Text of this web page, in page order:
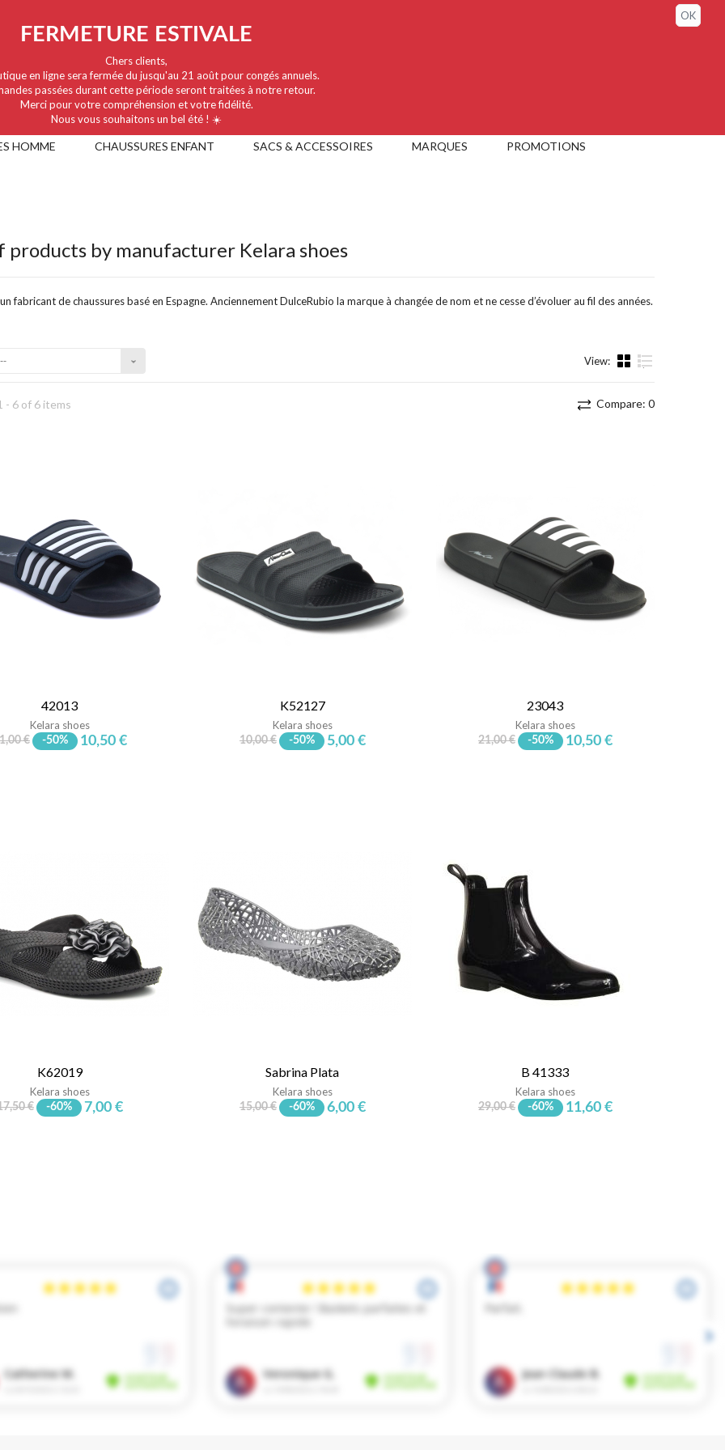
HOMME CHAUSSURES ENFANT SACS & ACCESSOIRES MARQUES PROMOTIONS
FERMETURE ESTIVALE
Chers clients,
en ligne sera fermée du jusqu'au 21 août pour congés annuels.
passées durant cette période seront traitées à notre retour.
Merci pour votre compréhension et votre fidélité.
Nous vous souhaitons un bel été ! ☀️
OK
products by manufacturer Kelara shoes
fabricant de chaussures basé en Espagne. Anciennement DulceRubio la marque à changée de nom et ne cesse d’évoluer au fil des années.
View:
List
--
Compare: 0
- 6 of 6 items
42013
Kelara shoes
€ -50% 10,50 €
K52127
Kelara shoes
10,00 € -50% 5,00 €
23043
Kelara shoes
21,00 € -50% 10,50 €
K62019
Kelara shoes
€ -60% 7,00 €
Sabrina Plata
Kelara shoes
15,00 € -60% 6,00 €
B 41333
Kelara shoes
29,00 € -60% 11,60 €